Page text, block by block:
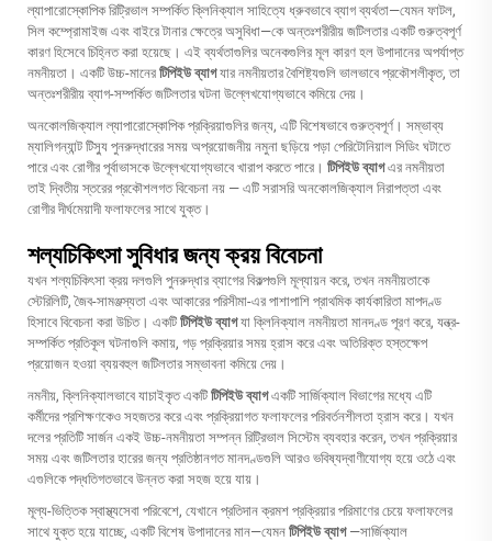
ল্যাপারোস্কোপিক রিট্রিভাল সম্পর্কিত ক্লিনিক্যাল সাহিত্যে ধ্রুবভাবে ব্যাগ ব্যর্থতা—যেমন ফাটল,
সিল কম্প্রোমাইজ এবং বাইরে টানার ক্ষেত্রে অসুবিধা—কে অন্তঃশরীরীয় জটিলতার একটি গুরুত্বপূর্ণ
কারণ হিসেবে চিহ্নিত করা হয়েছে। এই ব্যর্থতাগুলির অনেকগুলির মূল কারণ হল উপাদানের অপর্যাপ্ত
নমনীয়তা। একটি উচ্চ-মানের টিপিইউ ব্যাগযার নমনীয়তার বৈশিষ্ট্যগুলি ভালভাবে প্রকৌশলীকৃত, তা
অন্তঃশরীরীয় ব্যাগ-সম্পর্কিত জটিলতার ঘটনা উল্লেখযোগ্যভাবে কমিয়ে দেয়।
অনকোলজিক্যাল ল্যাপারোস্কোপিক প্রক্রিয়াগুলির জন্য, এটি বিশেষভাবে গুরুত্বপূর্ণ। সম্ভাব্য
ম্যালিগন্যান্ট টিস্যু পুনরুদ্ধারের সময় অপ্রয়োজনীয় নমুনা ছড়িয়ে পড়া পেরিটোনিয়াল সিডিং ঘটাতে
পারে এবং রোগীর পূর্বাভাসকে উল্লেখযোগ্যভাবে খারাপ করতে পারে। টিপিইউ ব্যাগএর নমনীয়তা
তাই দ্বিতীয় স্তরের প্রকৌশলগত বিবেচনা নয় — এটি সরাসরি অনকোলজিক্যাল নিরাপত্তা এবং
রোগীর দীর্ঘমেয়াদী ফলাফলের সাথে যুক্ত।
শল্যচিকিৎসা সুবিধার জন্য ক্রয় বিবেচনা
যখন শল্যচিকিৎসা ক্রয় দলগুলি পুনরুদ্ধার ব্যাগের বিকল্পগুলি মূল্যায়ন করে, তখন নমনীয়তাকে
স্টেরিলিটি, জৈব-সামঞ্জস্যতা এবং আকারের পরিসীমা-এর পাশাপাশি প্রাথমিক কার্যকারিতা মাপদণ্ড
হিসাবে বিবেচনা করা উচিত। একটি টিপিইউ ব্যাগযা ক্লিনিক্যাল নমনীয়তা মানদণ্ড পূরণ করে, যন্ত্র-
সম্পর্কিত প্রতিকূল ঘটনাগুলি কমায়, গড় প্রক্রিয়ার সময় হ্রাস করে এবং অতিরিক্ত হস্তক্ষেপ
প্রয়োজন হওয়া ব্যয়বহুল জটিলতার সম্ভাবনা কমিয়ে দেয়।
নমনীয়, ক্লিনিক্যালভাবে যাচাইকৃত একটি টিপিইউ ব্যাগএকটি সার্জিক্যাল বিভাগের মধ্যে এটি
কর্মীদের প্রশিক্ষণকেও সহজতর করে এবং প্রক্রিয়াগত ফলাফলের পরিবর্তনশীলতা হ্রাস করে। যখন
দলের প্রতিটি সার্জন একই উচ্চ-নমনীয়তা সম্পন্ন রিট্রিভাল সিস্টেম ব্যবহার করেন, তখন প্রক্রিয়ার
সময় এবং জটিলতার হারের জন্য প্রতিষ্ঠানগত মানদণ্ডগুলি আরও ভবিষ্যদ্বাণীযোগ্য হয়ে ওঠে এবং
এগুলিকে পদ্ধতিগতভাবে উন্নত করা সহজ হয়ে যায়।
মূল্য-ভিত্তিক স্বাস্থ্যসেবা পরিবেশে, যেখানে প্রতিদান ক্রমশ প্রক্রিয়ার পরিমাণের চেয়ে ফলাফলের
সাথে যুক্ত হয়ে যাচ্ছে, একটি বিশেষ উপাদানের মান—যেমন টিপিইউ ব্যাগ —সার্জিক্যাল